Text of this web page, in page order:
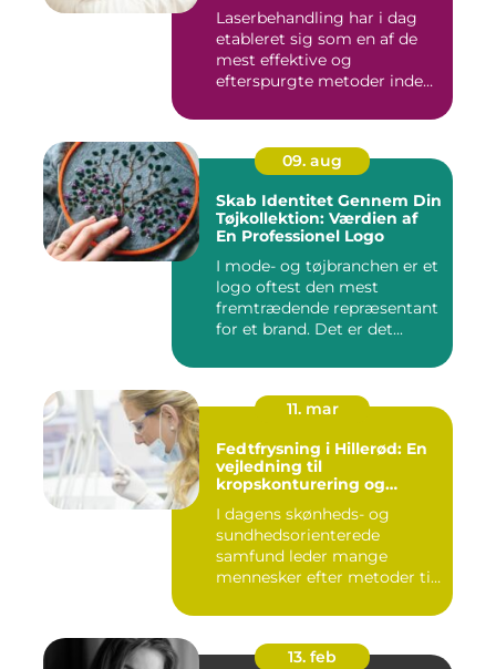
Laserbehandling har i dag
etableret sig som en af de
mest effektive og
efterspurgte metoder inden
09. aug
Skab Identitet Gennem Din
Tøjkollektion: Værdien af
En Professionel Logo
I mode- og tøjbranchen er et
logo oftest den mest
fremtrædende repræsentant
for et brand. Det er det...
11. mar
Fedtfrysning i Hillerød: En
vejledning til
kropskonturering og
I dagens skønheds- og
sundhedsorienterede
samfund leder mange
mennesker efter metoder til
13. feb